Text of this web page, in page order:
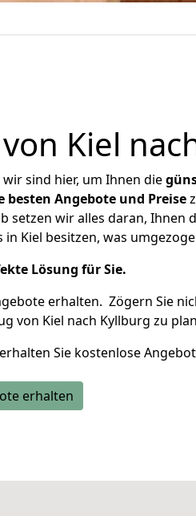
Kiel
sind hier, um Ihnen die
besten Angebote und Preise
wir alles daran, Ihnen
Kiel besitzen, was
Lösung für Sie.
erhalten. Zögern Sie
von Kiel nach Kyllburg zu
Sie kostenlose
erhalten